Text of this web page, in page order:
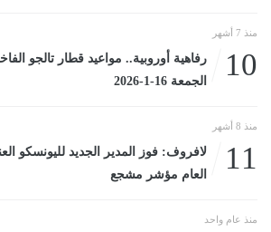
منذ 7 أشهر
10
رفاهية أوروبية.. مواعيد قطار تالجو
الجمعة 16-1-2026
منذ 8 أشهر
11
لافروف: فوز المدير الجديد لليونسكو
العام مؤشر مشجع
منذ عام واحد